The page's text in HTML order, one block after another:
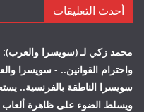
أحدث التعليقات
محمد زكي لـ (سويسرا والعرب):
واحترام القوانين.. - سويسرا
سويسرا الناطقة بالفرنسية..
ويسلط الضوء على ظاهرة ألعاب